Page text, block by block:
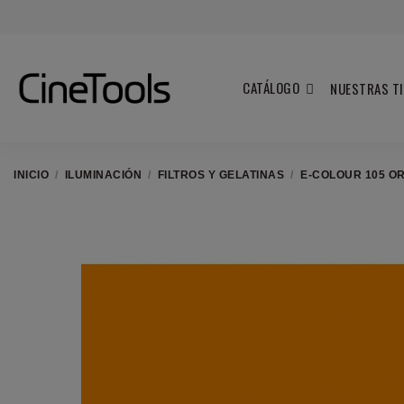
CATÁLOGO NUESTRAS
INICIO ILUMINACIÓN FILTROS Y GELATINAS E-COLOUR 105